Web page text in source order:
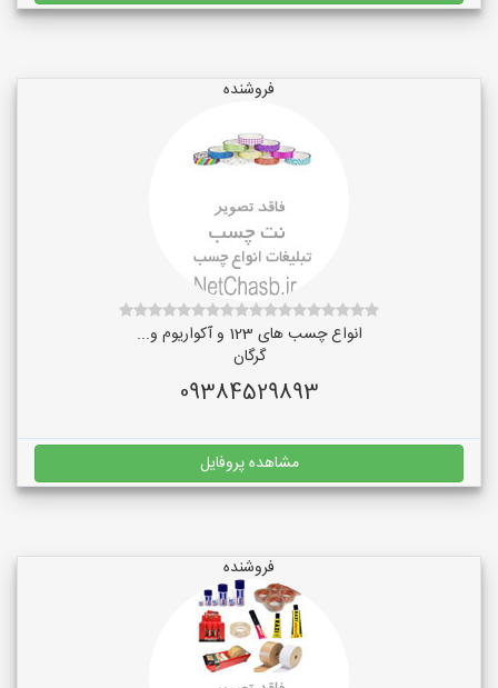
فروشنده
انواع چسب های 123 و آکواریوم و...
گرگان
09384529893
مشاهده پروفایل
فروشنده